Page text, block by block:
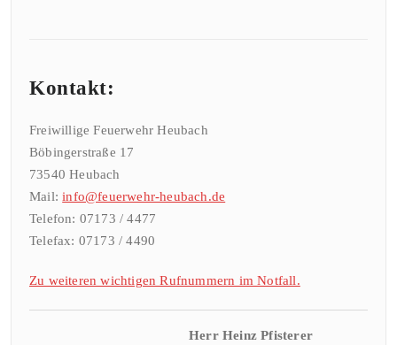
Kontakt:
Freiwillige Feuerwehr Heubach
Böbingerstraße 17
73540 Heubach
Mail:info@feuerwehr-heubach.de
Telefon: 07173 / 4477
Telefax: 07173 / 4490
Zu weiteren wichtigen Rufnummern im Notfall.
Herr Heinz Pfisterer